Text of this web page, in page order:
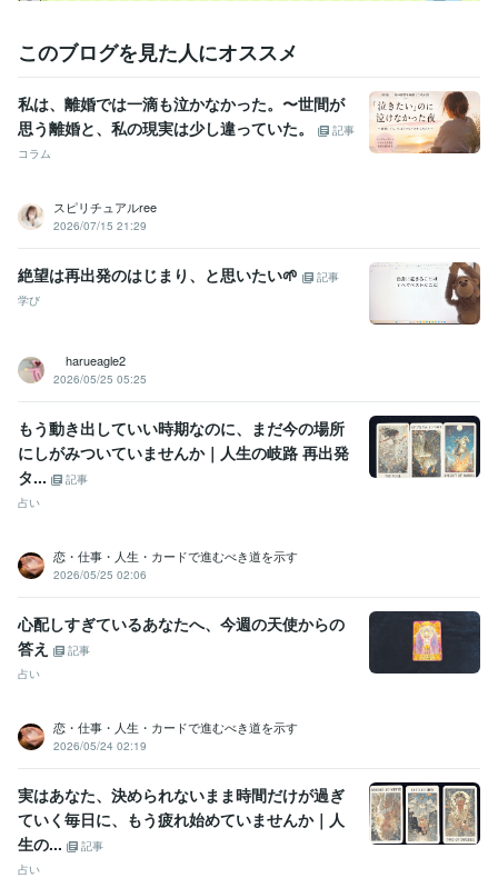
このブログを見た人にオススメ
私は、離婚では一滴も泣かなかった。〜世間が
思う離婚と、私の現実は少し違っていた。
記事
コラム
スピリチュアルree
2026/07/15 21:29
絶望は再出発のはじまり、と思いたい🌱
記事
学び
harueagle2
2026/05/25 05:25
もう動き出していい時期なのに、まだ今の場所
にしがみついていませんか｜人生の岐路 再出発
タ...
記事
占い
恋・仕事・人生・カードで進むべき道を示す
2026/05/25 02:06
心配しすぎているあなたへ、今週の天使からの
答え
記事
占い
恋・仕事・人生・カードで進むべき道を示す
2026/05/24 02:19
実はあなた、決められないまま時間だけが過ぎ
ていく毎日に、もう疲れ始めていませんか｜人
生の...
記事
占い